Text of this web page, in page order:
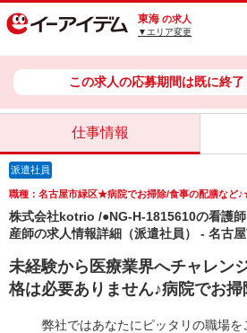
東海 の求人
▼エリア変更
この求人の応募期間は既に終了
仕事情報
派遣社員
職種：名古屋市緑区★病院でお掃除/食事の配膳な
株式会社kotrio /●NG-H-1815610の看護
産師の求人情報詳細（派遣社員） - 名古
未経験から医療業界へチャレン
格は必要ありません♪病院でお
弊社ではあなたにピッタリの職場を